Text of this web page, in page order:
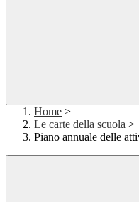
Home >
Le carte della scuola >
Piano annuale delle